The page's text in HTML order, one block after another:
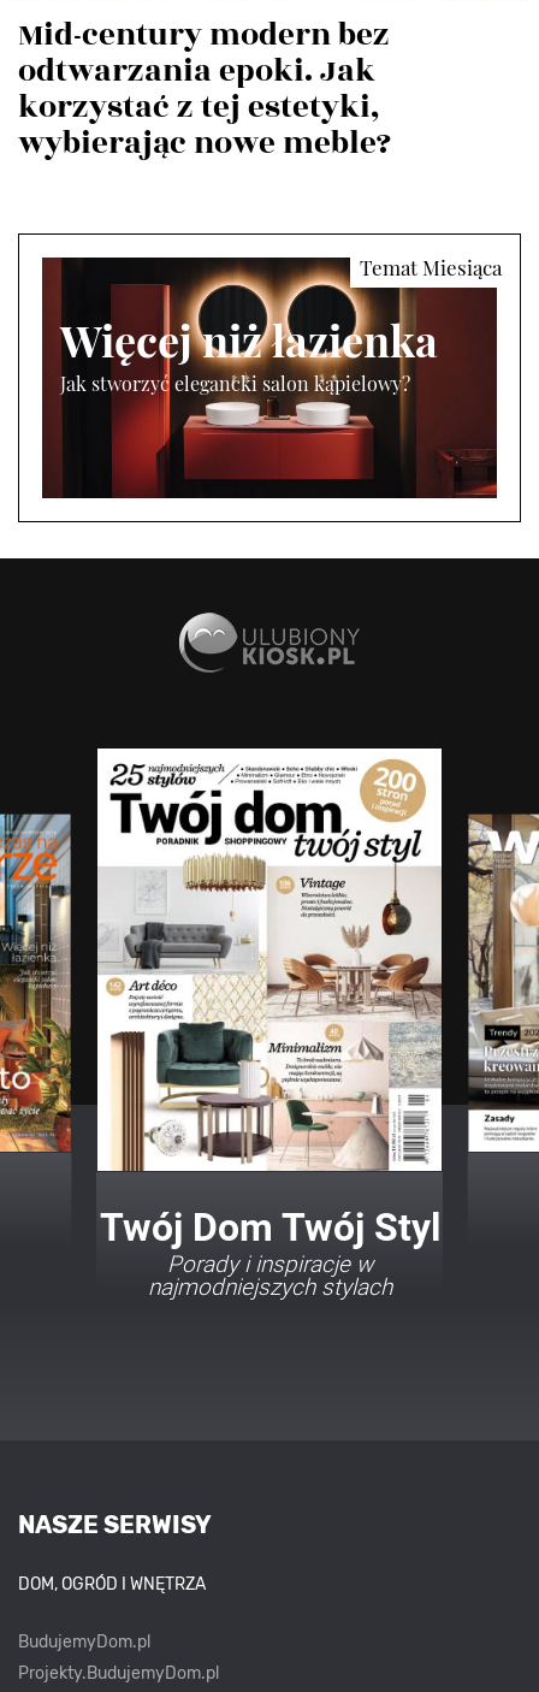
Mid-century modern bez
odtwarzania epoki. Jak
korzystać z tej estetyki,
wybierając nowe meble?
Więcej niż łazienka
Jak stworzyć elegancki salon kąpielowy?
Twój Dom Twój Styl
Porady i inspiracje w
najmodniejszych stylach
NASZE SERWISY
DOM, OGRÓD I WNĘTRZA
BudujemyDom.pl
Projekty.BudujemyDom.pl